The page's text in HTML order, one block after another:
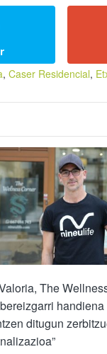
, Caser Residencial,
The
ditugun